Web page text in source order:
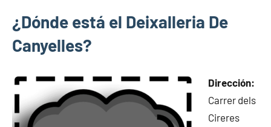
limpios en
municipios
de
2025
¿Dónde está el Deixalleria De
Canyelles?
Dirección:
Carrer dels
Cireres